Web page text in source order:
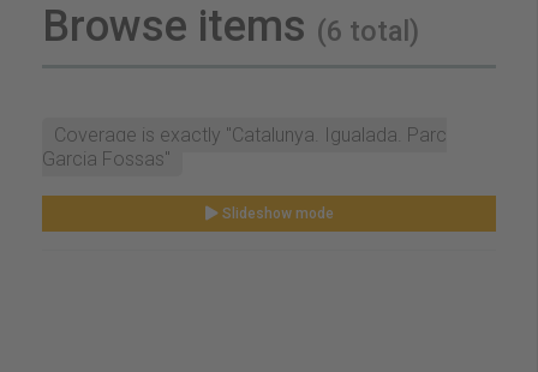
Browse items (6 total)
Coverage is exactly "Catalunya. Igualada. Parc
Garcia Fossas"
Slideshow mode